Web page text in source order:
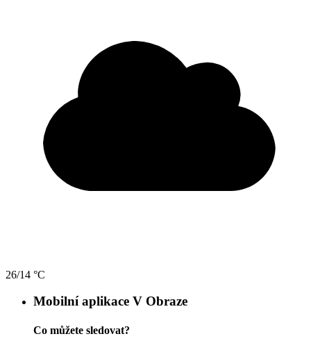
26/14 °C
Mobilní aplikace V Obraze
Co můžete sledovat?